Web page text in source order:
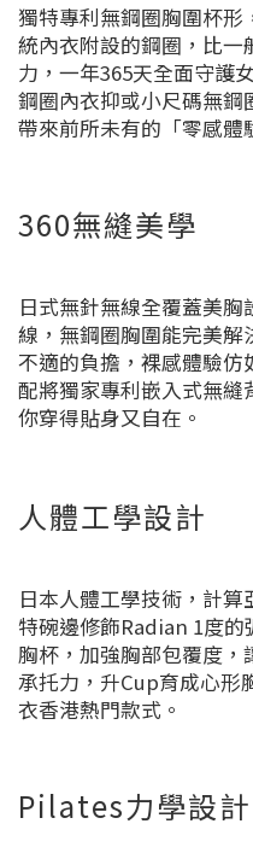
獨特專利無鋼圈胸圍杯
統內衣附設的鋼圈，比
力，一年365天全面守護
鋼圈內衣抑或小尺碼無鋼
帶來前所未有的「零感體
360無縫美學
日式無針無線全覆蓋美
線，無鋼圈胸圍能完美
不適的負擔，裸感體驗
配將獨家專利嵌入式無
你穿得貼身又自在。
人體工學設計
日本人體工學技術，計
特碗邊修飾Radian 1度
胸杯，加強胸部包覆度
承托力，升Cup育成心形
衣香港熱門款式。
Pilates力學設計